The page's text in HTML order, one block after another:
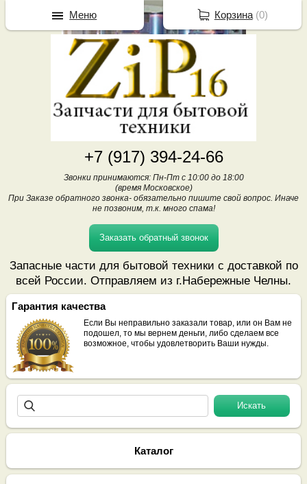
+7 (917) 394-24-66
Звонки принимаются: Пн-Пт с 10:00 до 18:00
(время Московское)
При Заказе обратного звонка- обязательно пишите свой вопрос. Иначе
не позвоним, т.к. много спама!
Заказать обратный звонок
Запасные части для бытовой техники с доставкой по
всей России. Отправляем из г.Набережные Челны.
Гарантия качества
Если Вы неправильно заказали товар, или он Вам не
подошел, то мы вернем деньги, либо сделаем все
возможное, чтобы удовлетворить Ваши нужды.
Каталог
Корзина(0)
Меню